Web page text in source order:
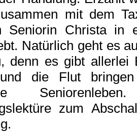
mit dem
Seniorin Christa in
Natürlich geht es
denn es gibt allerlei
die Flut
zum